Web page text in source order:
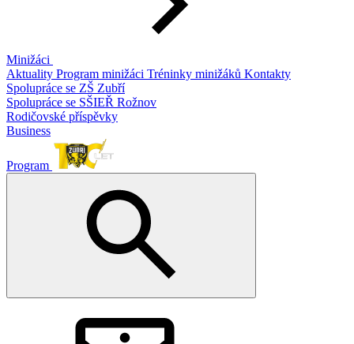
Minižáci
Aktuality Program minižáci Tréninky minižáků Kontakty
Spolupráce se ZŠ Zubří
Spolupráce se SŠIEŘ Rožnov
Rodičovské příspěvky
Business
Program